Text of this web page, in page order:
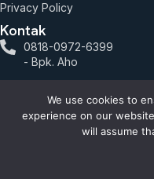
Privacy Policy
Kontak
0818-0972-6399
- Bpk. Aho
- Bpk. Roni
1clickss.com@gmail.com
Jalan Hayam Wuruk.127
We use cookies to
experience on our
will assume